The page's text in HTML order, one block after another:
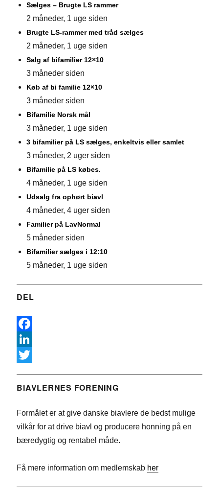
Sælges – Brugte LS rammer
2 måneder, 1 uge siden
Brugte LS-rammer med tråd sælges
2 måneder, 1 uge siden
Salg af bifamilier 12×10
3 måneder siden
Køb af bi familie 12×10
3 måneder siden
Bifamilie Norsk mål
3 måneder, 1 uge siden
3 bifamilier på LS sælges, enkeltvis eller samlet
3 måneder, 2 uger siden
Bifamilie på LS købes.
4 måneder, 1 uge siden
Udsalg fra ophørt biavl
4 måneder, 4 uger siden
Familier på LavNormal
5 måneder siden
Bifamilier sælges i 12:10
5 måneder, 1 uge siden
DEL
F
a
e
o
L
n
e
n
w
t
r
BIAVLERNES FORENING
Formålet er at give danske biavlere de bedst mulige
vilkår for at drive biavl og producere honning på en
bæredygtig og rentabel måde.
Få mere information om medlemskab her